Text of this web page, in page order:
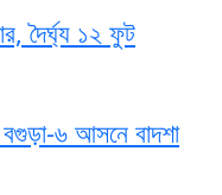
দৈর্ঘ্য ১২ ফুট
৬ আসনে বাদশা